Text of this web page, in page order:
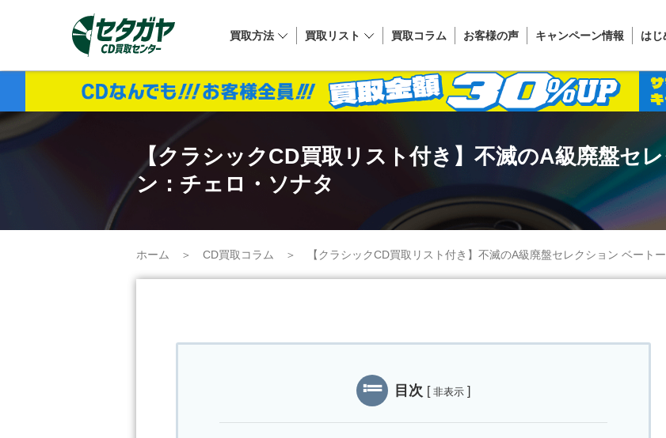
買取方法 買取リスト 買取コラム お客様の声 キャンペーン情報 はじ
【クラシックCD買取リスト付き】不滅のA級廃盤セ
ン：チェロ・ソナタ
ホーム ＞ CD買取コラム ＞ 【クラシックCD買取リスト付き】不滅のA級廃盤セレクション ベート
目次 [ 非表示 ]